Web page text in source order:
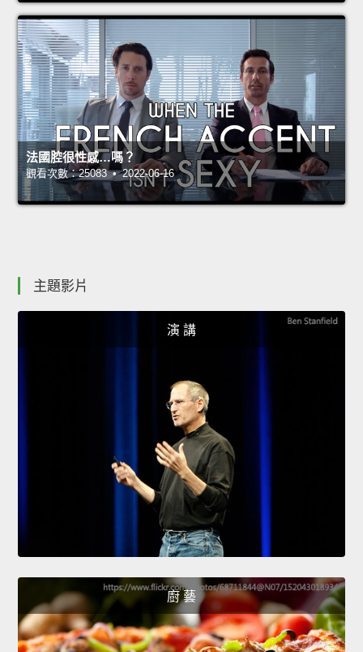
法國腔很性感…嗎？
觀看次數：25083 • 2022-06-16
主題影片
演 講
廚 藝